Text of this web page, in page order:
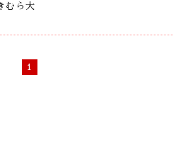
むら大
1